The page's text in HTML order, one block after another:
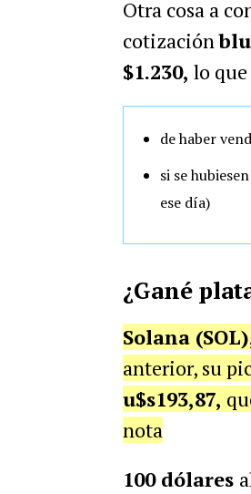
Otra cosa a
cotización
$1.230, lo
de haber
si se
ese día)
¿Gané
Solana
anterior, su
u$s193,87,
nota
100 dólares